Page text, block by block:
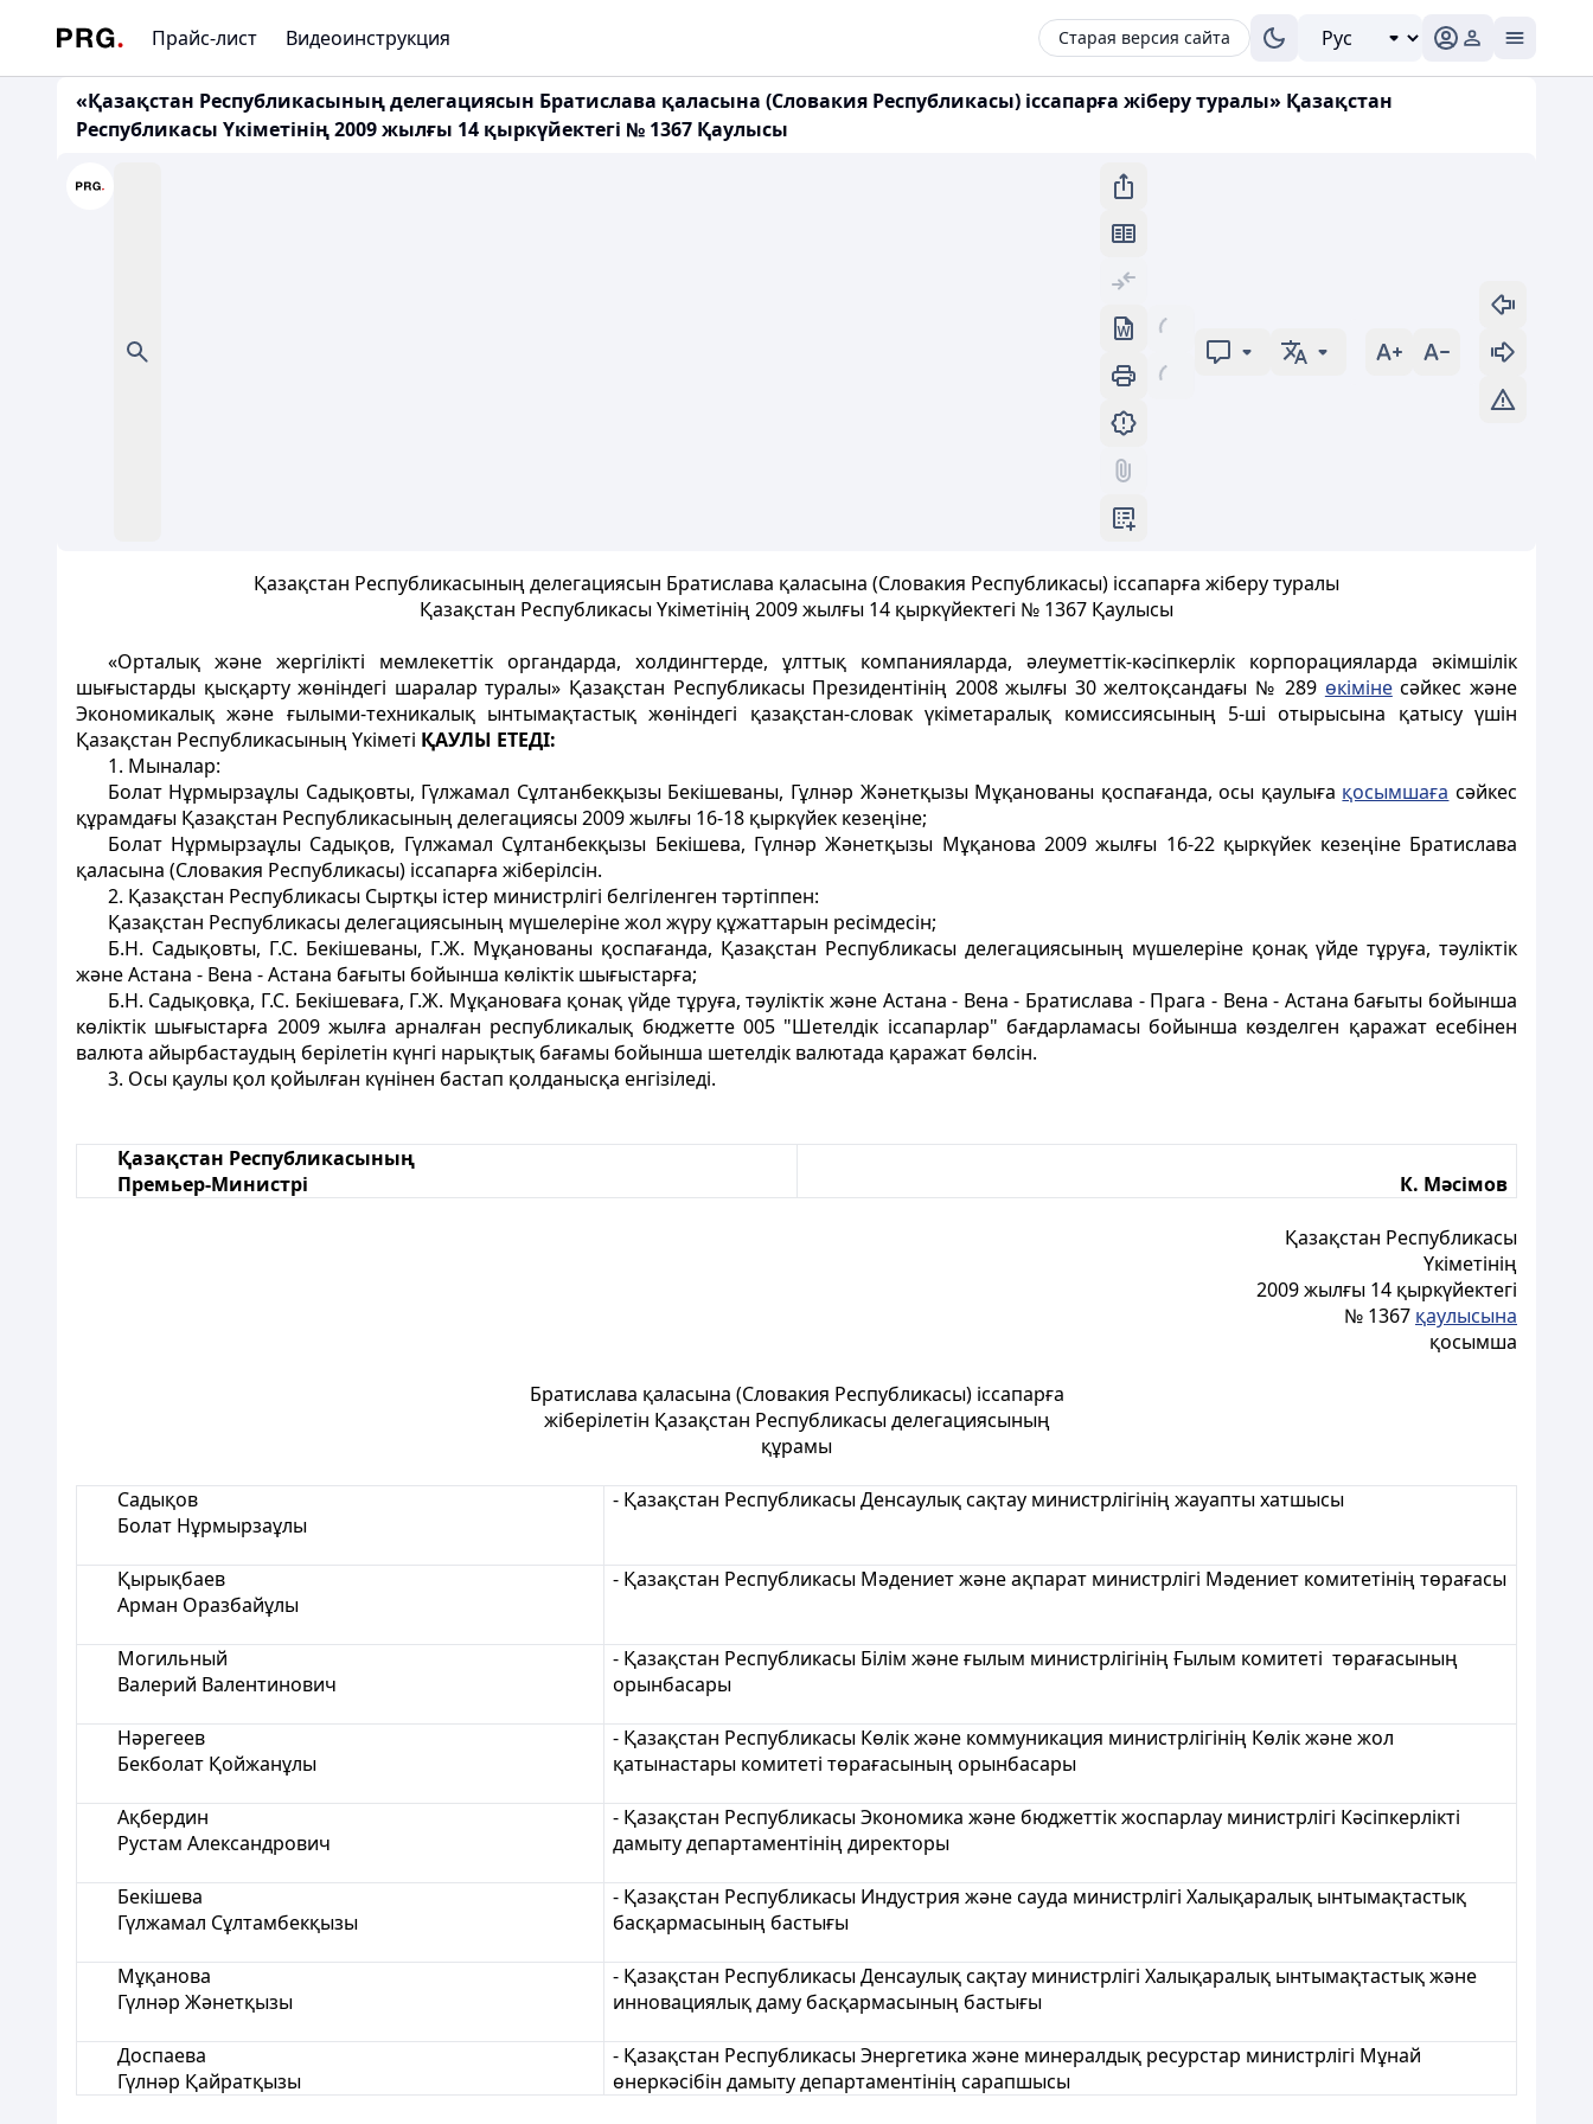
Прайс-лист Видеоинструкция Старая версия сайта
«Қазақстан Республикасының делегациясын Братислава қаласына (Словакия Республикасы) іссапарға жіберу туралы» Қазақстан
Республикасы Үкіметінің 2009 жылғы 14 қыркүйектегі № 1367 Қаулысы
Қазақстан Республикасының делегациясын Братислава қаласына (Словакия Республикасы) іссапарға жіберу туралы
Қазақстан Республикасы Үкіметінің 2009 жылғы 14 қыркүйектегі № 1367 Қаулысы
«Орталық және жергілікті мемлекеттік органдарда, холдингтерде, ұлттық компанияларда, әлеуметтік-кәсіпкерлік корпорацияларда әкімшілік
шығыстарды қысқарту жөніндегі шаралар туралы» Қазақстан Республикасы Президентінің 2008 жылғы 30 желтоқсандағы № 289 өкімінесәйкес және
Экономикалық және ғылыми-техникалық ынтымақтастық жөніндегі қазақстан-словак үкіметаралық комиссиясының 5-ші отырысына қатысу үшін
Қазақстан Республикасының Үкіметі ҚАУЛЫ ЕТЕДІ:
1. Мыналар:
Болат Нұрмырзаұлы Садықовты, Гүлжамал Сұлтанбекқызы Бекішеваны, Гұлнәр Жәнетқызы Мұқанованы қоспағанда, осы қаулыға қосымшаға сәйкес
құрамдағы Қазақстан Республикасының делегациясы 2009 жылғы 16-18 қыркүйек кезеңіне;
Болат Нұрмырзаұлы Садықов, Гүлжамал Сұлтанбекқызы Бекішева, Гүлнәр Жәнетқызы Мұқанова 2009 жылғы 16-22 қыркүйек кезеңіне Братислава
қаласына (Словакия Республикасы) іссапарға жіберілсін.
2. Қазақстан Республикасы Сыртқы істер министрлігі белгіленген тәртіппен:
Қазақстан Республикасы делегациясының мүшелеріне жол жүру құжаттарын ресімдесін;
Б.Н. Садықовты, Г.С. Бекішеваны, Г.Ж. Мұқанованы қоспағанда, Қазақстан Республикасы делегациясының мүшелеріне қонақ үйде тұруға, тәуліктік
және Астана - Вена - Астана бағыты бойынша көліктік шығыстарға;
Б.Н. Садықовқа, Г.С. Бекішеваға, Г.Ж. Мұқановаға қонақ үйде тұруға, тәуліктік және Астана - Вена - Братислава - Прага - Вена - Астана бағыты бойынша
көліктік шығыстарға 2009 жылға арналған республикалық бюджетте 005 "Шетелдік іссапарлар" бағдарламасы бойынша көзделген қаражат есебінен
валюта айырбастаудың берілетін күнгі нарықтық бағамы бойынша шетелдік валютада қаражат бөлсін.
3. Осы қаулы қол қойылған күнінен бастап қолданысқа енгізіледі.
Қазақстан Республикасының
Премьер-Министрі
К. Мәсімов
Қазақстан Республикасы
Үкіметінің
2009 жылғы 14 қыркүйектегі
№ 1367 қаулысына
қосымша
Братислава қаласына (Словакия Республикасы) іссапарға
жіберілетін Қазақстан Республикасы делегациясының
құрамы
Садықов
Болат Нұрмырзаұлы
- Қазақстан Республикасы Денсаулық сақтау министрлігінің жауапты хатшысы
Қырықбаев
Арман Оразбайұлы
- Қазақстан Республикасы Мәдениет және ақпарат министрлігі Мәдениет комитетінің төрағасы
Могильный
Валерий Валентинович
- Қазақстан Республикасы Білім және ғылым министрлігінің Ғылым комитеті төрағасының
орынбасары
Нәрегеев
Бекболат Қойжанұлы
- Қазақстан Республикасы Көлік және коммуникация министрлігінің Көлік және жол
қатынастары комитеті төрағасының орынбасары
Ақбердин
Рустам Александрович
- Қазақстан Республикасы Экономика және бюджеттік жоспарлау министрлігі Кәсіпкерлікті
дамыту департаментінің директоры
Бекішева
Гүлжамал Сұлтамбекқызы
- Қазақстан Республикасы Индустрия және сауда министрлігі Халықаралық ынтымақтастық
басқармасының бастығы
Мұқанова
Гүлнәр Жәнетқызы
- Қазақстан Республикасы Денсаулық сақтау министрлігі Халықаралық ынтымақтастық және
инновациялық даму басқармасының бастығы
Доспаева
Гүлнәр Қайратқызы
- Қазақстан Республикасы Энергетика және минералдық ресурстар министрлігі Мұнай
өнеркәсібін дамыту департаментінің сарапшысы